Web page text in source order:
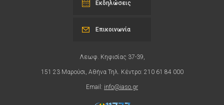
Εκδηλώσεις
Λεωφ. Κηφισίας 37-39,
151 23 Μαρούσι, Αθήνα Τηλ. Κέντρο: 210 61 84 000
Email: info@iaso.gr
Επικοινωνία